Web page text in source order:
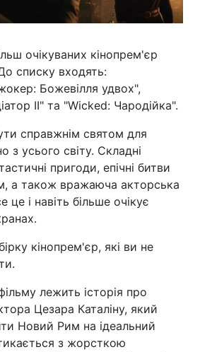
очікуваних кінопрем'єр
списку входять:
Божевілля удвох",
II" та "Wicked: Чародійка".
справжнім святом для
з усього світу. Складні
пригоди, епічні битви
а також вражаюча акторська
це і навіть більше очікує
кінопрем'єр, які ви не
лежить історія про
Цезара Каталіну, який
Новий Рим на ідеальний
з жорсткою